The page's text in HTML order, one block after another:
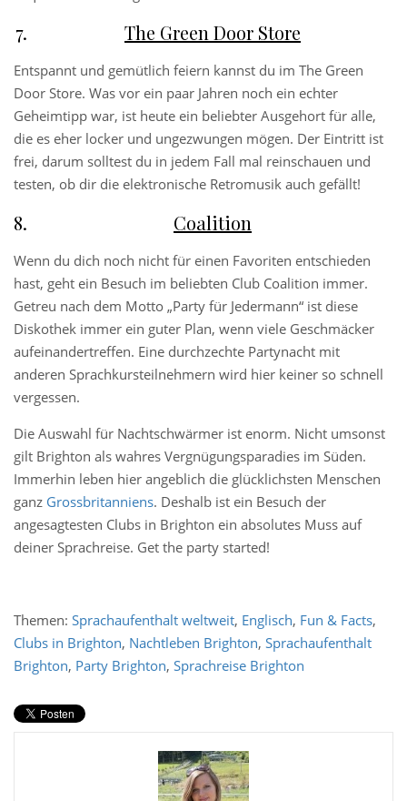
The Green Door Store
Entspannt und gemütlich feiern kannst du im The Green
Door Store. Was vor ein paar Jahren noch ein echter
Geheimtipp war, ist heute ein beliebter Ausgehort für alle,
die es eher locker und ungezwungen mögen. Der Eintritt ist
frei, darum solltest du in jedem Fall mal reinschauen und
testen, ob dir die elektronische Retromusik auch gefällt!
Coalition
Wenn du dich noch nicht für einen Favoriten entschieden
hast, geht ein Besuch im beliebten Club Coalition immer.
Getreu nach dem Motto „Party für Jedermann“ ist diese
Diskothek immer ein guter Plan, wenn viele Geschmäcker
aufeinandertreffen. Eine durchzechte Partynacht mit
anderen Sprachkursteilnehmern wird hier keiner so schnell
vergessen.
Die Auswahl für Nachtschwärmer ist enorm. Nicht umsonst
gilt Brighton als wahres Vergnügungsparadies im Süden.
Immerhin leben hier angeblich die glücklichsten Menschen
ganz Grossbritanniens. Deshalb ist ein Besuch der
angesagtesten Clubs in Brighton ein absolutes Muss auf
deiner Sprachreise. Get the party started!
Themen: Sprachaufenthalt weltweit, Englisch, Fun & Facts,
Clubs in Brighton, Nachtleben Brighton, Sprachaufenthalt
Brighton, Party Brighton, Sprachreise Brighton